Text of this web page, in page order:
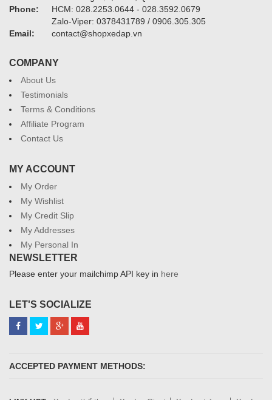
Phone:
HCM: 028.2253.0644 - 028.3592.0679
Zalo-Viper: 0378431789 / 0906.305.305
Email:
contact@shopxedap.vn
COMPANY
About Us
Testimonials
Terms & Conditions
Affiliate Program
Contact Us
MY ACCOUNT
My Order
My Wishlist
My Credit Slip
My Addresses
My Personal In
NEWSLETTER
Please enter your mailchimp API key in here
LET'S SOCIALIZE
ACCEPTED PAYMENT METHODS: